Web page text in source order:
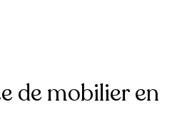
de mobilier en